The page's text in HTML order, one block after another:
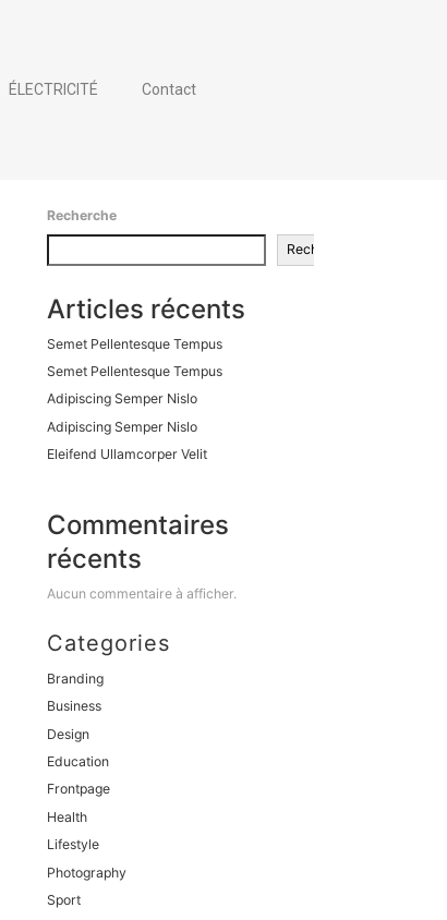
ÉLECTRICITÉ Contact
Recherche
Recherche
Articles récents
Semet Pellentesque Tempus
Semet Pellentesque Tempus
Adipiscing Semper Nislo
Adipiscing Semper Nislo
Eleifend Ullamcorper Velit
Commentaires
récents
Aucun commentaire à afficher.
Categories
Branding
Business
Design
Education
Frontpage
Health
Lifestyle
Photography
Sport